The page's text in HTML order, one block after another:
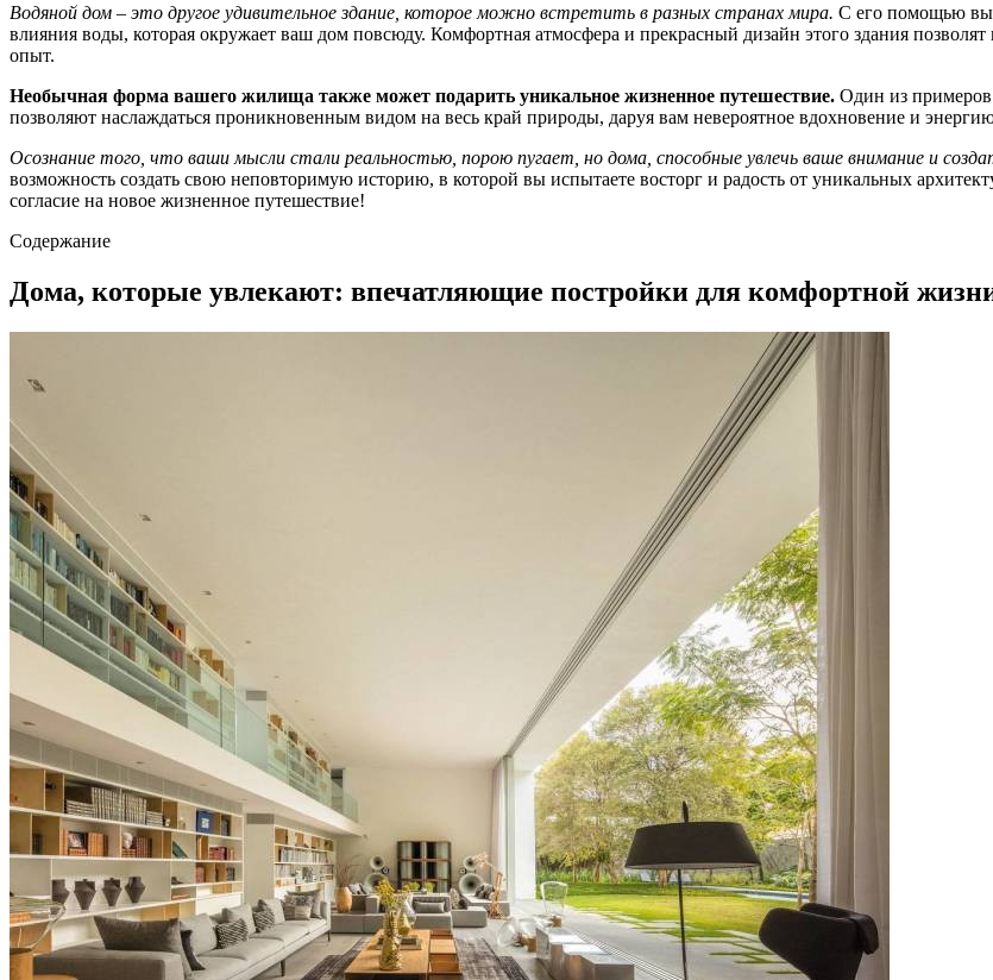
Водяной дом – это другое удивительное здание, которое можно встретить в разных странах мира. С его помощью вы
влияния воды, которая окружает ваш дом повсюду. Комфортная атмосфера и прекрасный дизайн этого здания
опыт.
Необычная форма вашего жилища также может подарить уникальное жизненное путешествие. Один из
позволяют наслаждаться проникновенным видом на весь край природы, даруя вам невероятное вдохновение и
Осознание того, что ваши мысли стали реальностью, порою пугает, но дома, способные увлечь ваше внимание и
возможность создать свою неповторимую историю, в которой вы испытаете восторг и радость от уникальных
согласие на новое жизненное путешествие!
Содержание
Дома, которые увлекают: впечатляющие постройки для комфортной